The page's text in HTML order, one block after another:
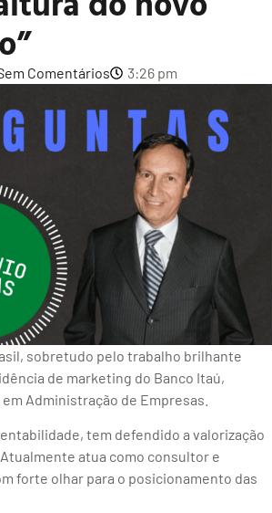
Comentários 3:26 pm
sobretudo pelo trabalho brilhante
de marketing do Banco Itaú,
Administração de Empresas.
tem defendido a valorização
atua como consultor e
forte olhar para o posicionamento das